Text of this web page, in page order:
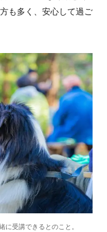
も多く、安心して過ご
に受講できるとのこと。